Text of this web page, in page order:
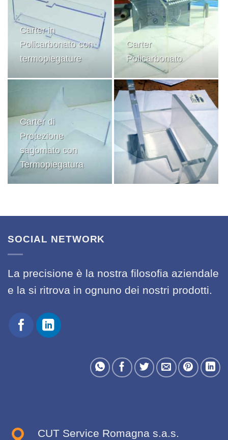
Carter in
Policarbonato con
termopiegature
Carter
Policarbonato
Carter di
Protezione
sagomato con
Termopiegatura
SOCIAL NETWORK
La precisione è la nostra filosofia aziendale
e la si ritrova in ognuno dei nostri prodotti.
CUT Service Romagna s.a.s.